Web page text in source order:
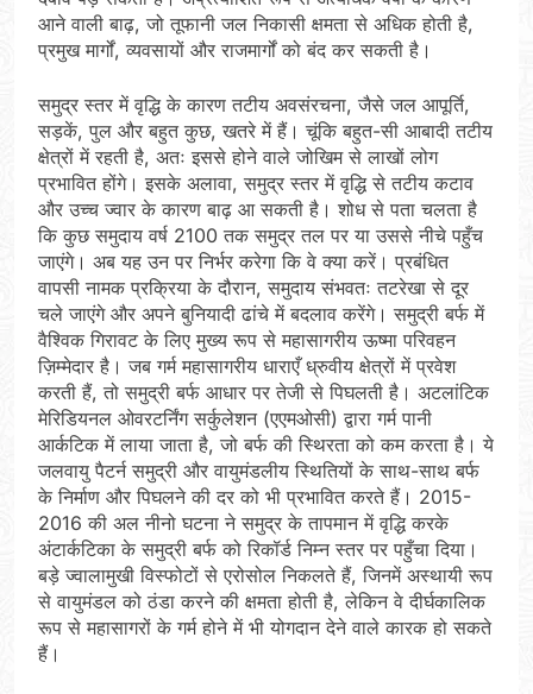
आने वाली बाढ़, जो तूफानी जल निकासी क्षमता से अधिक होती है,
प्रमुख मार्गों, व्यवसायों और राजमार्गों को बंद कर सकती है।
समुद्र स्तर में वृद्धि के कारण तटीय अवसंरचना, जैसे जल आपूर्ति,
सड़कें, पुल और बहुत कुछ, खतरे में हैं। चूंकि बहुत-सी आबादी तटीय
क्षेत्रों में रहती है, अतः इससे होने वाले जोखिम से लाखों लोग
प्रभावित होंगे। इसके अलावा, समुद्र स्तर में वृद्धि से तटीय कटाव
और उच्च ज्वार के कारण बाढ़ आ सकती है। शोध से पता चलता है
कि कुछ समुदाय वर्ष 2100 तक समुद्र तल पर या उससे नीचे पहुँच
जाएंगे। अब यह उन पर निर्भर करेगा कि वे क्या करें। प्रबंधित
वापसी नामक प्रक्रिया के दौरान, समुदाय संभवतः तटरेखा से दूर
चले जाएंगे और अपने बुनियादी ढांचे में बदलाव करेंगे। समुद्री बर्फ में
वैश्विक गिरावट के लिए मुख्य रूप से महासागरीय ऊष्मा परिवहन
ज़िम्मेदार है। जब गर्म महासागरीय धाराएँ ध्रुवीय क्षेत्रों में प्रवेश
करती हैं, तो समुद्री बर्फ आधार पर तेजी से पिघलती है। अटलांटिक
मेरिडियनल ओवरटर्निंग सर्कुलेशन (एएमओसी) द्वारा गर्म पानी
आर्कटिक में लाया जाता है, जो बर्फ की स्थिरता को कम करता है। ये
जलवायु पैटर्न समुद्री और वायुमंडलीय स्थितियों के साथ-साथ बर्फ
के निर्माण और पिघलने की दर को भी प्रभावित करते हैं। 2015-
2016 की अल नीनो घटना ने समुद्र के तापमान में वृद्धि करके
अंटार्कटिका के समुद्री बर्फ को रिकॉर्ड निम्न स्तर पर पहुँचा दिया।
बड़े ज्वालामुखी विस्फोटों से एरोसोल निकलते हैं, जिनमें अस्थायी रूप
से वायुमंडल को ठंडा करने की क्षमता होती है, लेकिन वे दीर्घकालिक
रूप से महासागरों के गर्म होने में भी योगदान देने वाले कारक हो सकते
हैं।